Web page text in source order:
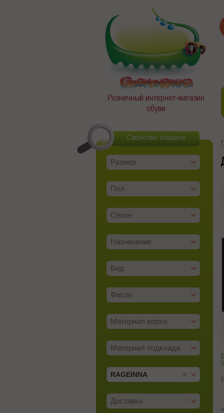
Розничный интернет-магазин
обуви
Размер
Пол
Сезон
Назначение
Вид
Фасон
Материал верха
Материал подклада
RAGEINNA
Доставка
Свойства товаров